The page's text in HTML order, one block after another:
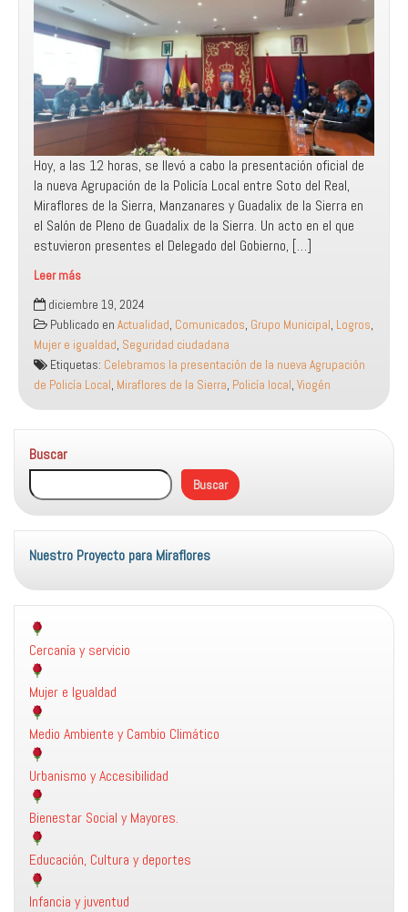
Hoy, a las 12 horas, se llevó a cabo la presentación oficial de
la nueva Agrupación de la Policía Local entre Soto del Real,
Miraflores de la Sierra, Manzanares y Guadalix de la Sierra en
el Salón de Pleno de Guadalix de la Sierra. Un acto en el que
estuvieron presentes el Delegado del Gobierno, […]
Leer más
Celebramos
la
presentación
de
la
nueva
Agrupación
de
Policía
Local
diciembre 19, 2024
Publicado en Actualidad, Comunicados, Grupo Municipal, Logros,
Mujer e igualdad, Seguridad ciudadana
Etiquetas: Celebramos la presentación de la nueva Agrupación
de Policía Local, Miraflores de la Sierra, Policía local, Viogén
Buscar
Buscar
Nuestro Proyecto para Miraflores
Cercanía y servicio
Mujer e Igualdad
Medio Ambiente y Cambio Climático
Urbanismo y Accesibilidad
Bienestar Social y Mayores.
Educación, Cultura y deportes
Infancia y juventud